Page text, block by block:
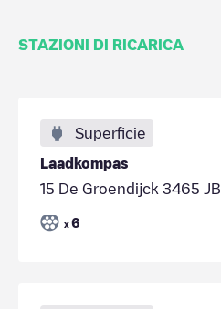
STAZIONI DI RICARICA
Superficie
Laadkompas
15 De Groendijck 3465 JB
x 6